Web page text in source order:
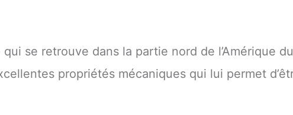
se retrouve dans la partie nord de l’Amérique
propriétés mécaniques qui lui permet